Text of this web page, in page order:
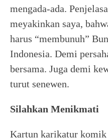
mengada-ada.
meyakinkan saya,
harus “membunuh”
Indonesia. Demi
bersama. Juga demi
turut senewen.
Silahkan Menikmati
Kartun karikatur komik